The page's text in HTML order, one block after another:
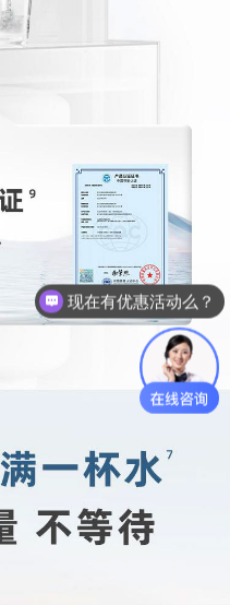
现在有优惠活动么？